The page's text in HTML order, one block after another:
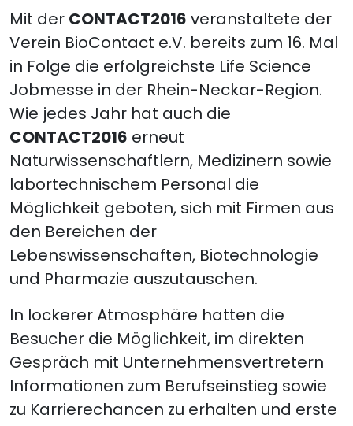
Mit der CONTACT2016 veranstaltete der
Verein BioContact e.V. bereits zum 16. Mal
in Folge die erfolgreichste Life Science
Jobmesse in der Rhein-Neckar-Region.
Wie jedes Jahr hat auch die
CONTACT2016 erneut
Naturwissenschaftlern, Medizinern sowie
labortechnischem Personal die
Möglichkeit geboten, sich mit Firmen aus
den Bereichen der
Lebenswissenschaften, Biotechnologie
und Pharmazie auszutauschen.
In lockerer Atmosphäre hatten die
Besucher die Möglichkeit, im direkten
Gespräch mit Unternehmensvertretern
Informationen zum Berufseinstieg sowie
zu Karrierechancen zu erhalten und erste